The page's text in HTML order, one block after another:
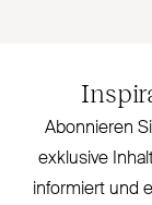
Abonnieren
exklusive
informiert und